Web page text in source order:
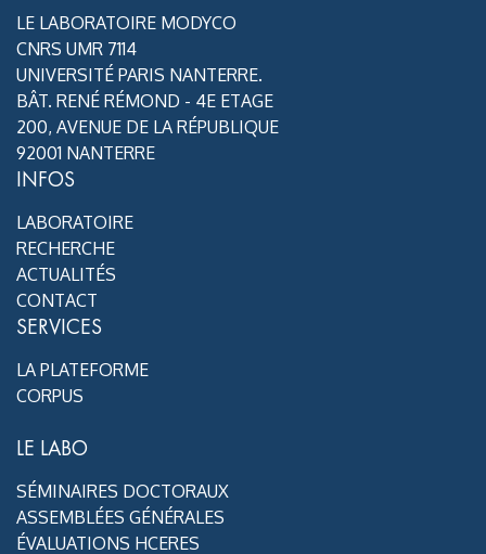
LE LABORATOIRE MODYCO
CNRS UMR 7114
UNIVERSITÉ PARIS NANTERRE.
BÂT. RENÉ RÉMOND - 4E ETAGE
200, AVENUE DE LA RÉPUBLIQUE
92001 NANTERRE
INFOS
LABORATOIRE
RECHERCHE
ACTUALITÉS
CONTACT
SERVICES
LA PLATEFORME
CORPUS
LE LABO
SÉMINAIRES DOCTORAUX
ASSEMBLÉES GÉNÉRALES
ÉVALUATIONS HCERES